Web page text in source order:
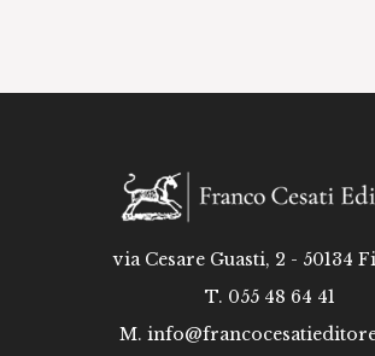
via Cesare Guasti, 2 - 50134
T. 055 48 64 41
M.